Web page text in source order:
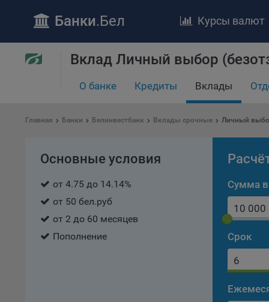
Банки.Бел Курсы валют
Вклад Личный выбор
О банке Кредиты Вклады
Главная Банки Белинвестбанк Вклады срочные Личный
Основные условия
от 4.75 до 14.14%
от 50 бел.руб
от 2 до 60 месяцев
Пополнение
Сумма
Срок